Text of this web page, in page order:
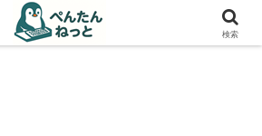
PCやガジェットの備忘録
検索